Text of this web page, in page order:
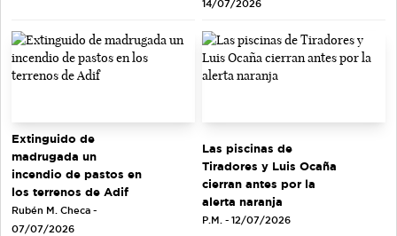
14/07/2026
Extinguido de
madrugada un
incendio de pastos en
los terrenos de Adif
Rubén M. Checa -
07/07/2026
Las piscinas de
Tiradores y Luis Ocaña
cierran antes por la
alerta naranja
P.M. - 12/07/2026